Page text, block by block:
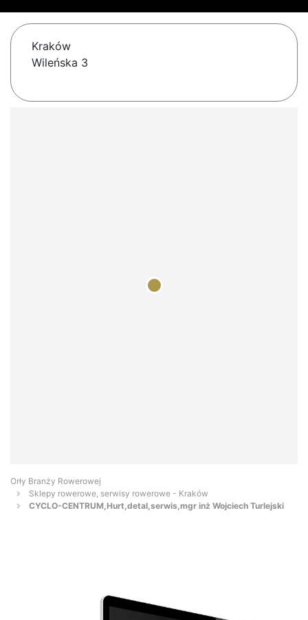
Kraków
Wileńska 3
Orły Branży Rowerowej
Sklepy rowerowe, serwisy rowerowe - Kraków
CYCLO-CENTRUM,Hurt,detal,serwis,mgr inż Wojciech Turlejski